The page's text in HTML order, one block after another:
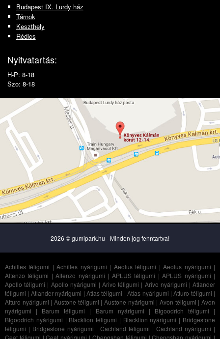
Budapest IX. Lurdy ház
Tárnok
Keszthely
Rédics
Nyitvatartás:
H-P: 8-18
Szo: 8-18
2026 © gumipark.hu - Minden jog fenntartva!
Achilles téligumi |Achilles nyárigumi | Aeolus téligumi |Aeolus nyárigumi |
Altenzo téligumi |Altenzo nyárigumi | APLUS téligumi |APLUS nyárigumi |
Apollo téligumi | Apollo nyárigumi |Arivo téligumi | Arivo nyárigumi |Atlander
téligumi | Atlander nyárigumi | Atlas téligumi |Atlas nyárigumi |Atturo téligumi |
Atturo nyárigumi |Austone téligumi |Austone nyárigumi |Avon téligumi |Avon
nyárigumi | Barum téligumi | Barum nyárigumi | Bfgoodrich téligumi |
Bfgoodrich nyárigumi | Blacklion téligumi | Blacklion nyárigumi | Bridgestone
téligumi | Bridgestone nyárigumi | Cachland téligumi | Cachland nyárigumi |
Ceat téligumi |Ceat nyárigumi | Chengshan téligumi |Chengshan nyárigumi |